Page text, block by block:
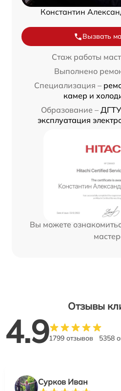
Константин
Вызвать
Стаж работы
Выполнено
Специализация –
камер и
Образование –
эксплуатация
Вы можете
Отзывы
4.91799 отзывов 5358
Сурков Иван